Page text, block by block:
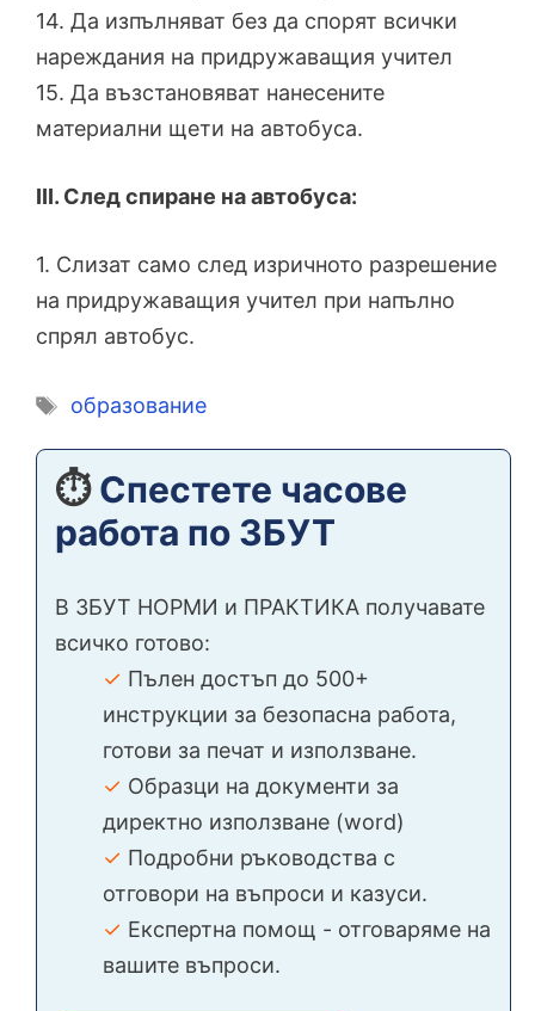
14. Да изпълняват без да спорят всички
нареждания на придружаващия учител
15. Да възстановяват нанесените
материални щети на автобуса.
ІІІ. След спиране на автобуса:
1. Слизат само след изричното разрешение
на придружаващия учител при напълно
спрял автобус.
Етикети
образование
⏱️Спестете часове
работа по ЗБУТ
В ЗБУТ НОРМИ и ПРАКТИКА получавате
всичко готово:
✓ Пълен достъп до 500+
инструкции за безопасна работа,
готови за печат и използване.
✓ Образци на документи за
директно използване (word)
✓ Подробни ръководства с
отговори на въпроси и казуси.
✓ Експертна помощ - отговаряме на
вашите въпроси.